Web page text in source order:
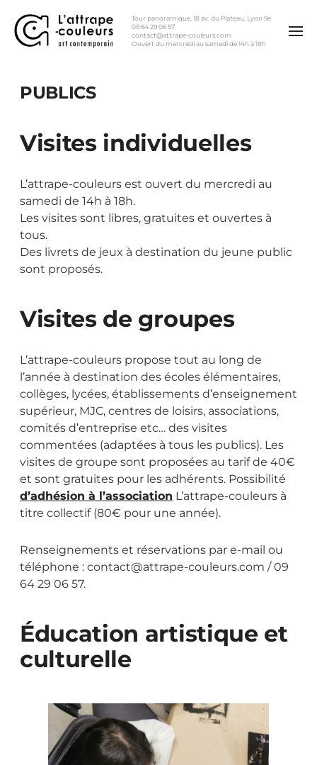
Tour panoramique, 18 av. du Plateau, Lyon 9e
09 64 29 06 57
contact@attrape-couleurs.com
Ouvert du mercredi au samedi de 14h à 18h
PUBLICS
Visites individuelles
L’attrape-couleurs est ouvert du mercredi au
samedi de 14h à 18h.
Les visites sont libres, gratuites et ouvertes à
tous.
Des livrets de jeux à destination du jeune public
sont proposés.
Visites de groupes
L’attrape-couleurs propose tout au long de
l’année à destination des écoles élémentaires,
collèges, lycées, établissements d’enseignement
supérieur, MJC, centres de loisirs, associations,
comités d’entreprise etc… des visites
commentées (adaptées à tous les publics). Les
visites de groupe sont proposées au tarif de 40€
et sont gratuites pour les adhérents. Possibilité
d’adhésion à l’association L’attrape-couleurs à
titre collectif (80€ pour une année).
Renseignements et réservations par e-mail ou
téléphone : contact@attrape-couleurs.com / 09
64 29 06 57.
Éducation artistique et
culturelle